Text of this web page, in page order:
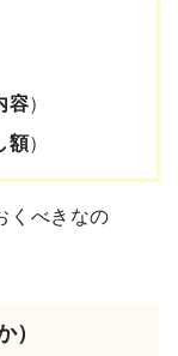
容）
額）
くべきなの
）